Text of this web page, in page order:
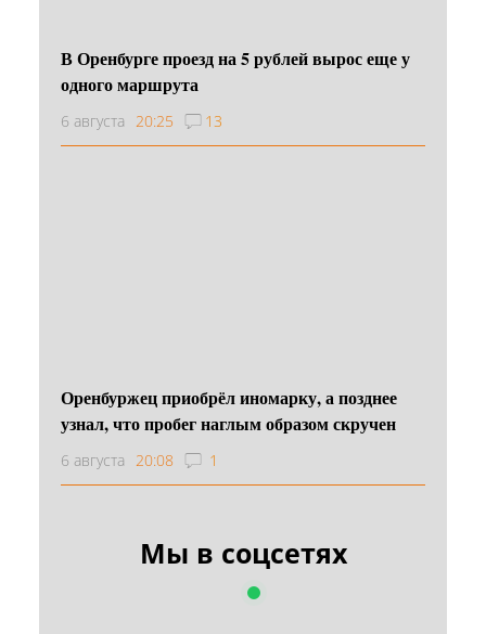
В Оренбурге проезд на 5 рублей вырос еще у
одного маршрута
6 августа 20:25 13
Оренбуржец приобрёл иномарку, а позднее
узнал, что пробег наглым образом скручен
6 августа 20:08 1
Мы в соцсетях